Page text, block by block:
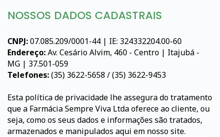
NOSSOS DADOS CADASTRAIS
CNPJ:07.085.209/0001-44 | IE: 324332204.00-60
Endereço:Av. Cesário Alvim, 460 - Centro | Itajubá -
MG | 37.501-059
Telefones:(35) 3622-5658 / (35) 3622-9453
Esta política de privacidade lhe assegura do tratamento
que a Farmácia Sempre Viva Ltda oferece ao cliente, ou
seja, como os seus dados e informações são tratados,
armazenados e manipulados aqui em nosso site.